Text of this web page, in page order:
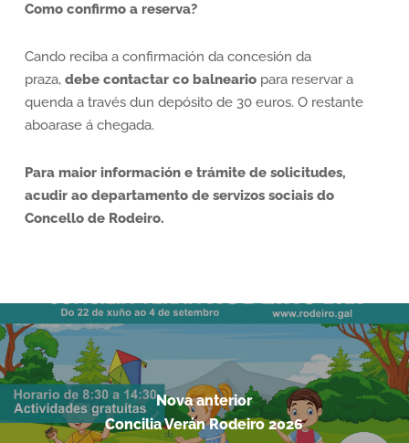
Como confirmo a reserva?
Cando reciba a confirmación da concesión da
praza, debe contactar co balneariopara reservar a
quenda a través dun depósito de 30 euros. O restante
aboarase á chegada.
Para maior información e trámite de solicitudes,
acudir ao departamento de servizos sociais do
Concello de Rodeiro.
Nova anterior
Concilia Verán Rodeiro 2026